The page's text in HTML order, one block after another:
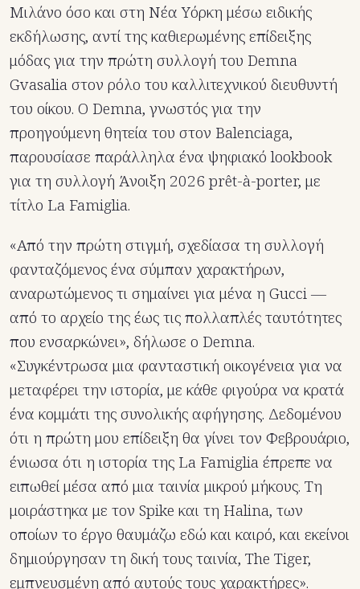
Μιλάνο όσο και στη Νέα Υόρκη μέσω ειδικής
εκδήλωσης, αντί της καθιερωμένης επίδειξης
μόδας για την πρώτη συλλογή του Demna
Gvasalia στον ρόλο του καλλιτεχνικού διευθυντή
του οίκου. Ο Demna, γνωστός για την
προηγούμενη θητεία του στον Balenciaga,
παρουσίασε παράλληλα ένα ψηφιακό lookbook
για τη συλλογή Άνοιξη 2026 prêt-à-porter, με
τίτλο La Famiglia.
«Από την πρώτη στιγμή, σχεδίασα τη συλλογή
φανταζόμενος ένα σύμπαν χαρακτήρων,
αναρωτώμενος τι σημαίνει για μένα η Gucci —
από το αρχείο της έως τις πολλαπλές ταυτότητες
που ενσαρκώνει», δήλωσε ο Demna.
«Συγκέντρωσα μια φανταστική οικογένεια για να
μεταφέρει την ιστορία, με κάθε φιγούρα να κρατά
ένα κομμάτι της συνολικής αφήγησης. Δεδομένου
ότι η πρώτη μου επίδειξη θα γίνει τον Φεβρουάριο,
ένιωσα ότι η ιστορία της La Famiglia έπρεπε να
ειπωθεί μέσα από μια ταινία μικρού μήκους. Τη
μοιράστηκα με τον Spike και τη Halina, των
οποίων το έργο θαυμάζω εδώ και καιρό, και εκείνοι
δημιούργησαν τη δική τους ταινία, The Tiger,
εμπνευσμένη από αυτούς τους χαρακτήρες».